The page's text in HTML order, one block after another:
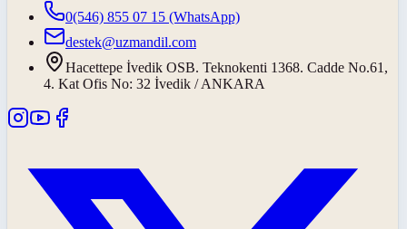
0(546) 855 07 15 (WhatsApp)
destek@uzmandil.com
Hacettepe İvedik OSB. Teknokenti 1368. Cadde No.61,
4. Kat Ofis No: 32 İvedik / ANKARA